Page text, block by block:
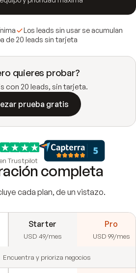
Los leads sin usar se acumulan
de 20 leads sin tarjeta
quieres probar?
con 20 leads, sin tarjeta.
prueba gratis
Trustpilot
completa
cada plan, de un vistazo.
Starter
USD 49/mes
Pro
USD 99/mes
Encuentra y prioriza negocios